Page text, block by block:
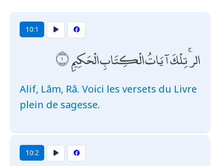
10:1
الر ۚ تِلْكَ آيَاتُ الْكِتَابِ الْحَكِيمِ
Alif, Lâm, Râ. Voici les versets du Livre
plein de sagesse.
10:2